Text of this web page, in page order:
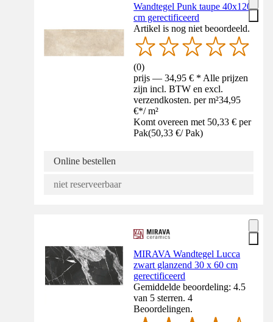
Wandtegel Punk taupe 40x120
cm gerectificeerd
Artikel is nog niet beoordeeld.
(0)
prijs — 34,95 € * Alle prijzen
zijn incl. BTW en excl.
verzendkosten. per m²34,95
€*/ m²
Komt overeen met 50,33 € per
Pak(50,33 €/ Pak)
Online bestellen
niet reserveerbaar
MIRAVA Wandtegel Lucca
zwart glanzend 30 x 60 cm
gerectificeerd
Gemiddelde beoordeling: 4.5
van 5 sterren. 4
Beoordelingen.